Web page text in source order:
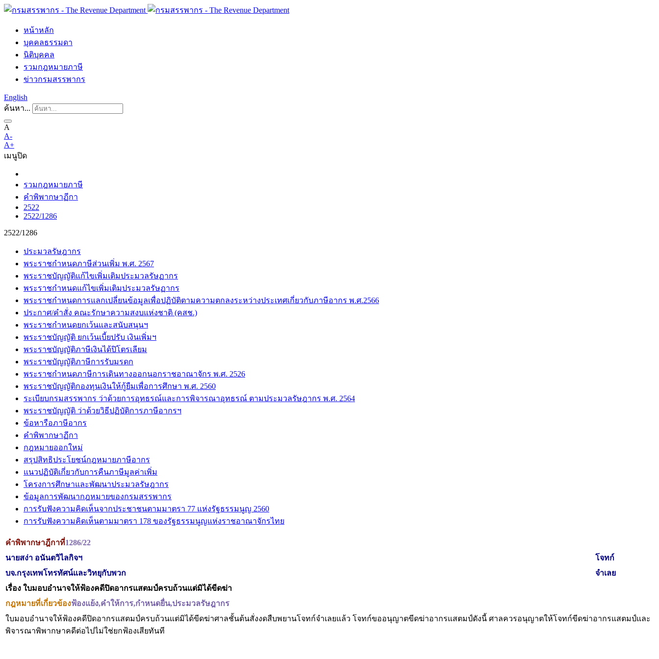
หน้าหลัก
บุคคลธรรมดา
นิติบุคคล
รวมกฎหมายภาษี
ข่าวกรมสรรพากร
English
ค้นหา...
A
A-
A+
เมนูปิด
รวมกฎหมายภาษี
คำพิพากษาฏีกา
2522
2522/1286
2522/1286
ประมวลรัษฎากร
พระราชกำหนดภาษีส่วนเพิ่ม พ.ศ. 2567
พระราชบัญญัติแก้ไขเพิ่มเติมประมวลรัษฏากร
พระราชกำหนดแก้ไขเพิ่มเติมประมวลรัษฏากร
พระราชกำหนดการแลกเปลี่ยนข้อมูลเพื่อปฏิบัติตามความตกลงระหว่างประเทศเกี่ยวกับภาษีอากร พ.ศ.2566
ประกาศ/คำสั่ง คณะรักษาความสงบแห่งชาติ (คสช.)
พระราชกำหนดยกเว้นและสนับสนุนฯ
พระราชบัญญัติ ยกเว้นเบี้ยปรับ เงินเพิ่มฯ
พระราชบัญญัติภาษีเงินได้ปิโตรเลียม
พระราชบัญญัติภาษีการรับมรดก
พระราชกำหนดภาษีการเดินทางออกนอกราชอาณาจักร พ.ศ. 2526
พระราชบัญญัติกองทุนเงินให้กู้ยืมเพื่อการศึกษา พ.ศ. 2560
ระเบียบกรมสรรพากร ว่าด้วยการอุทธรณ์และการพิจารณาอุทธรณ์ ตามประมวลรัษฎากร พ.ศ. 2564
พระราชบัญญัติ ว่าด้วยวิธีปฏิบัติการภาษีอากรฯ
ข้อหารือภาษีอากร
คำพิพากษาฏีกา
กฎหมายออกใหม่
สรุปสิทธิประโยชน์กฎหมายภาษีอากร
แนวปฏิบัติเกี่ยวกับการคืนภาษีมูลค่าเพิ่ม
โครงการศึกษาและพัฒนาประมวลรัษฎากร
ข้อมูลการพัฒนากฎหมายของกรมสรรพากร
การรับฟังความคิดเห็นจากประชาชนตามมาตรา 77 แห่งรัฐธรรมนูญ 2560
การรับฟังความคิดเห็นตามมาตรา 178 ของรัฐธรรมนูญแห่งราชอาณาจักรไทย
คำพิพากษาฎีกาที่1286/22
นายสง่า อนันตวิไลกิจฯ
โจทก์
บจ.กรุงเทพโทรทัศน์และวิทยุกับพวก
จำเลย
เรื่อง ใบมอบอำนาจให้ฟ้องคดีปิดอากรแสตมป์ครบถ้วนแต่มิได้ขีดฆ่า
กฎหมายที่เกี่ยวข้องฟ้องแย้ง,คำให้การ,กำหนดยื่น,ประมวลรัษฎากร
ใบมอบอำนาจให้ฟ้องคดีปิดอากรแสตมป์ครบถ้วนแต่มิได้ขีดฆ่าศาลชั้นต้นสั่งงดสืบพยานโจทก์จำเลยแล้ว โจทก์ขออนุญาตขีดฆ่าอากรแสตมป์ดังนี้ ศาลควรอนุญาตให้โจทก์ขีดฆ่าอากรแสตมป์และ
พิจารณาพิพากษาคดีต่อไปไม่ใช่ยกฟ้องเสียทันที